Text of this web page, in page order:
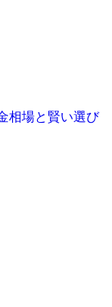
相場と賢い選び